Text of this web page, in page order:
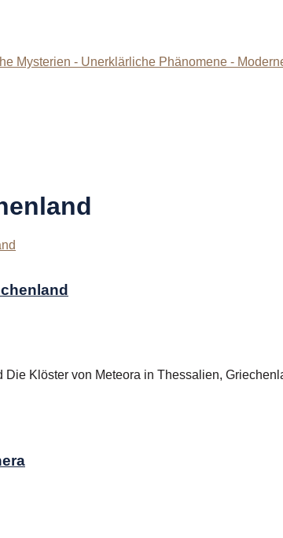
Klöster von Meteora in Thessalien,